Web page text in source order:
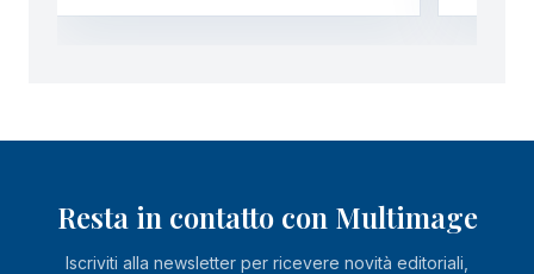
Resta in contatto con Multimage
Iscriviti alla newsletter per ricevere novità editoriali,